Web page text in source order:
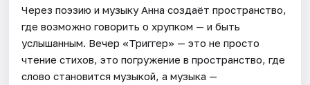
Через поэзию и музыку Анна создаёт пространство,
где возможно говорить о хрупком — и быть
услышанным. Вечер «Триггер» — это не просто
чтение стихов, это погружение в пространство, где
слово становится музыкой, а музыка —